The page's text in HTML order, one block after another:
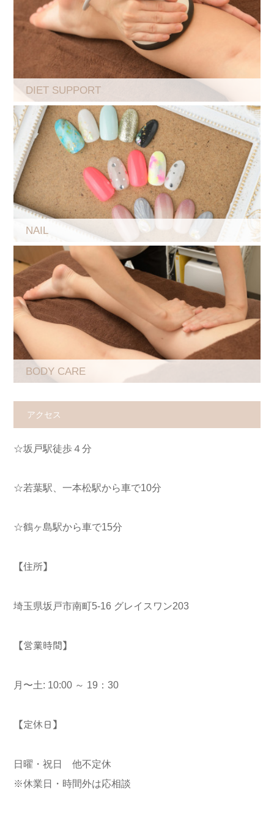
DIET SUPPORT
NAIL
BODY CARE
アクセス
☆坂戸駅徒歩４分
☆若葉駅、一本松駅から車で10分
☆鶴ヶ島駅から車で15分
【住所】
埼玉県坂戸市南町5-16 グレイスワン203
【営業時間】
月〜土: 10:00 ～ 19：30
【定休日】
日曜・祝日 他不定休
※休業日・時間外は応相談